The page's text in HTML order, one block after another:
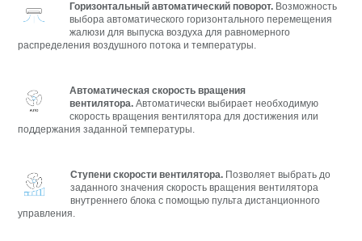
Горизонтальный автоматический поворот. Возможность
выбора автоматического горизонтального перемещения
жалюзи для выпуска воздуха для равномерного
распределения воздушного потока и температуры.
Автоматическая скорость вращения
вентилятора.Автоматически выбирает необходимую
скорость вращения вентилятора для достижения или
поддержания заданной температуры.
Ступени скорости вентилятора. Позволяет выбрать до
заданного значения скорость вращения вентилятора
внутреннего блока с помощью пульта дистанционного
управления.